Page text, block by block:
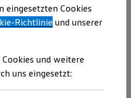
und Gebrauchtwagen
Gebrauchtwagen
Gebrauchtwagen
eingesetzten Cookies
Richtlinie und unserer
und weitere
uns eingesetzt: